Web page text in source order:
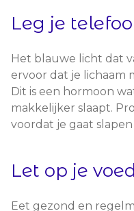
Leg je
Het blauwe licht dat
ervoor dat je lichaam
Dit is een hormoon
makkelijker slaapt.
voordat je gaat
Let op je
Eet gezond en